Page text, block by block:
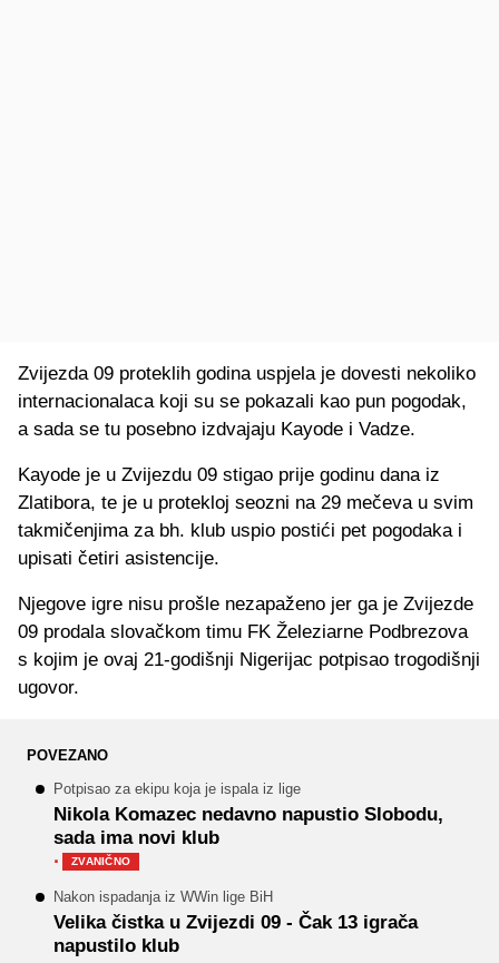
Zvijezda 09 proteklih godina uspjela je dovesti nekoliko
internacionalaca koji su se pokazali kao pun pogodak,
a sada se tu posebno izdvajaju Kayode i Vadze.
Kayode je u Zvijezdu 09 stigao prije godinu dana iz
Zlatibora, te je u protekloj seozni na 29 mečeva u svim
takmičenjima za bh. klub uspio postići pet pogodaka i
upisati četiri asistencije.
Njegove igre nisu prošle nezapaženo jer ga je Zvijezde
09 prodala slovačkom timu FK Železiarne Podbrezova
s kojim je ovaj 21-godišnji Nigerijac potpisao trogodišnji
ugovor.
POVEZANO
Potpisao za ekipu koja je ispala iz lige
Nikola Komazec nedavno napustio Slobodu,
sada ima novi klub
· ZVANIČNO
Nakon ispadanja iz WWin lige BiH
Velika čistka u Zvijezdi 09 - Čak 13 igrača
napustilo klub